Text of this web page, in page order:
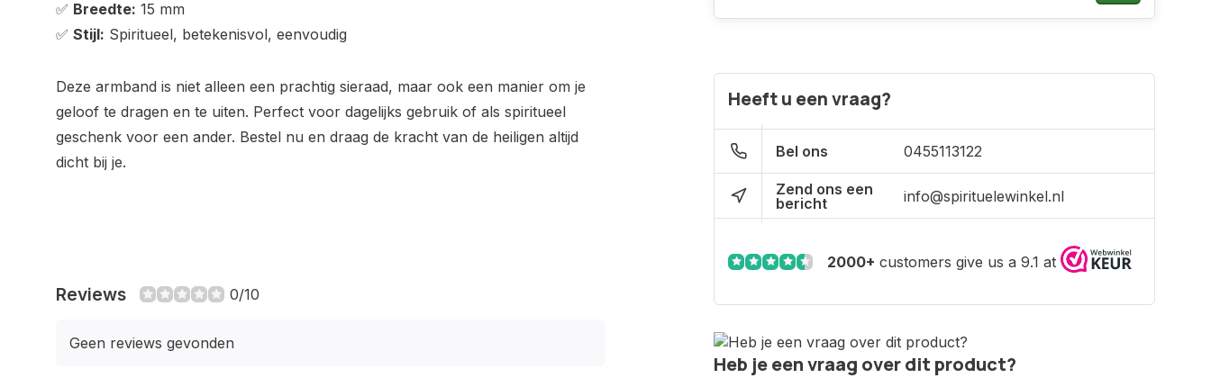
✅ Breedte: 15 mm
✅ Stijl: Spiritueel, betekenisvol, eenvoudig
Deze armband is niet alleen een prachtig sieraad, maar ook een manier om je
geloof te dragen en te uiten. Perfect voor dagelijks gebruik of als spiritueel
geschenk voor een ander. Bestel nu en draag de kracht van de heiligen altijd
dicht bij je.
Reviews 0/10
Geen reviews gevonden
Heeft u een vraag?
Bel ons 0455113122
Zend ons een
bericht
info@spirituelewinkel.nl
2000+ customers give us a 9.1 at
Heb je een vraag over dit product?